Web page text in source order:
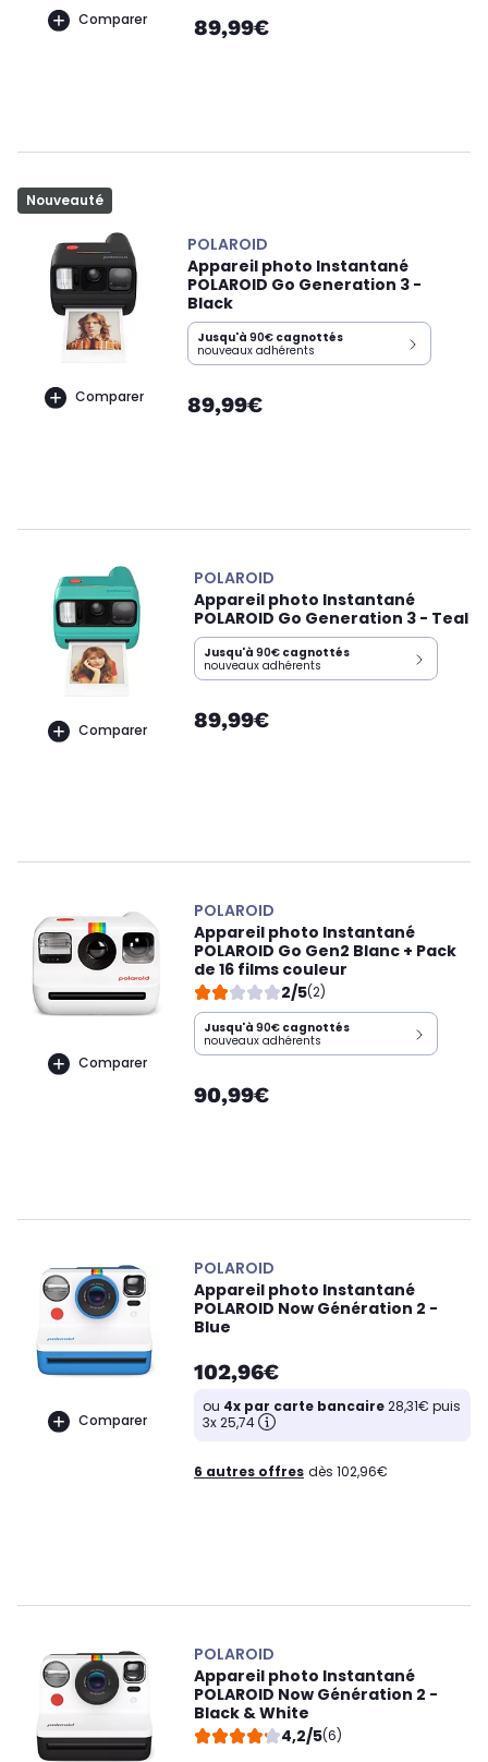
Comparer 89,99€
Nouveauté
Comparer
POLAROID
Appareil photo Instantané
POLAROID Go Generation 3 -
Black
Jusqu'à 90€ cagnottés
nouveaux adhérents
89,99€
Comparer
POLAROID
Appareil photo Instantané
POLAROID Go Generation 3 - Teal
Jusqu'à 90€ cagnottés
nouveaux adhérents
89,99€
Comparer
POLAROID
Appareil photo Instantané
POLAROID Go Gen2 Blanc + Pack
de 16 films couleur
2/5(2)
Jusqu'à 90€ cagnottés
nouveaux adhérents
90,99€
Comparer
POLAROID
Appareil photo Instantané
POLAROID Now Génération 2 -
Blue
102,96€
ou 4x par carte bancaire28,31€ puis
3x 25,74
6 autres offres dès 102,96€
POLAROID
Appareil photo Instantané
POLAROID Now Génération 2 -
Black & White
4,2/5(6)